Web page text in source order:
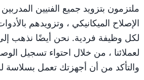
ملتزمون بتزويد جميع الفنيين
الإصلاح الميكانيكي ، وتزويدهم
لكل وظيفة فردية. نحن أيضًا نذهب
لعملائنا ، من خلال احتواء تسجيل
والتأكد من أن أجهزتك تعمل